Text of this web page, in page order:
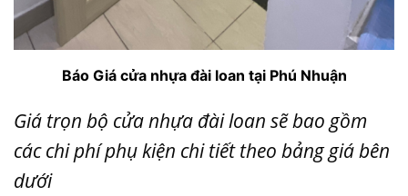
Báo Giá cửa nhựa đài loan tại Phú Nhuận
Giá trọn bộ cửa nhựa đài loan sẽ bao gồm
các chi phí phụ kiện chi tiết theo bảng giá bên
dưới